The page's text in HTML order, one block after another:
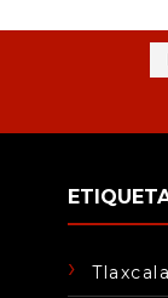
Tlaxcala